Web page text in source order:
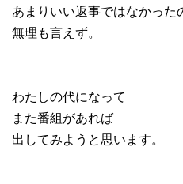
あまりいい返事ではなかった
無理も言えず。
わたしの代になって
また番組があれば
出してみようと思います。